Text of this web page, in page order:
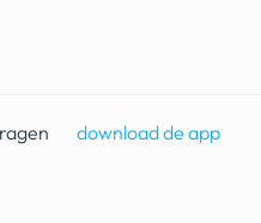
download de app